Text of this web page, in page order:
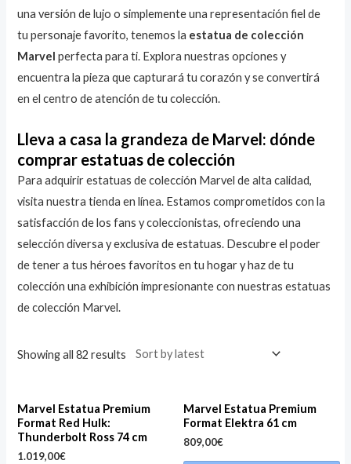
una versión de lujo o simplemente una representación fiel de
tu personaje favorito, tenemos la estatua de colección
Marvel perfecta para ti. Explora nuestras opciones y
encuentra la pieza que capturará tu corazón y se convertirá
en el centro de atención de tu colección.
Lleva a casa la grandeza de Marvel: dónde
comprar estatuas de colección
Para adquirir estatuas de colección Marvel de alta calidad,
visita nuestra tienda en línea. Estamos comprometidos con la
satisfacción de los fans y coleccionistas, ofreciendo una
selección diversa y exclusiva de estatuas. Descubre el poder
de tener a tus héroes favoritos en tu hogar y haz de tu
colección una exhibición impresionante con nuestras estatuas
de colección Marvel.
Showing all 82 results
Marvel Estatua Premium
Format Red Hulk:
Thunderbolt Ross 74 cm
1.019,00€
Marvel Estatua Premium
Format Elektra 61 cm
809,00€